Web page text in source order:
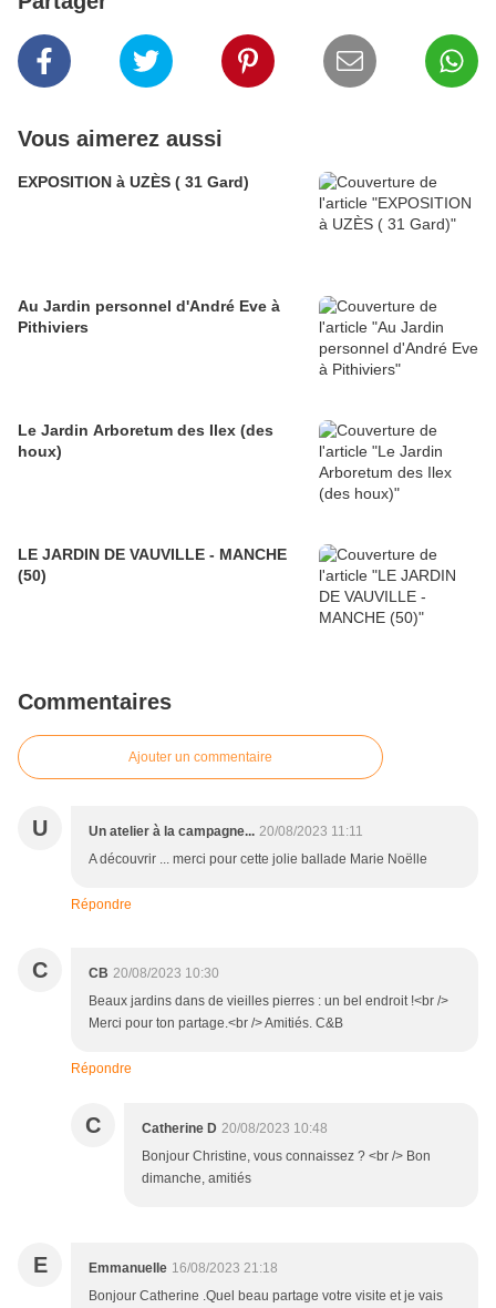
Vous aimerez aussi
EXPOSITION à UZÈS ( 31 Gard)
Au Jardin personnel d'André Eve à
Pithiviers
Le Jardin Arboretum des Ilex (des
houx)
LE JARDIN DE VAUVILLE - MANCHE
(50)
Commentaires
Ajouter un commentaire
U Un atelier à la campagne... 20/08/2023 11:11
A découvrir ... merci pour cette jolie ballade Marie Noëlle
Répondre
C CB 20/08/2023 10:30
Beaux jardins dans de vieilles pierres : un bel endroit !<br />
Merci pour ton partage.<br /> Amitiés. C&B
Répondre
C Catherine D 20/08/2023 10:48
Bonjour Christine, vous connaissez ? <br /> Bon
dimanche, amitiés
E Emmanuelle 16/08/2023 21:18
Bonjour Catherine .Quel beau partage votre visite et je vais